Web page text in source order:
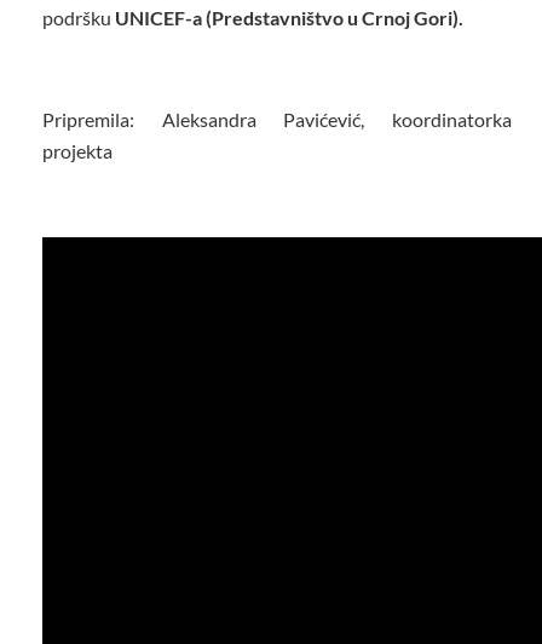
podršku UNICEF-a (Predstavništvo u Crnoj Gori).
Pripremila: Aleksandra Pavićević, koordinatorka
projekta